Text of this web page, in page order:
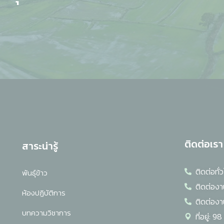
สาระน่ารู้
พันธุ์ข้าว
ห้องปฏิบัติการ
บทความวิชาการ
ติดต่อเรา
ติดต่อทั่
ติดต่องา
ติดต่องา
ที่อยู่: 98